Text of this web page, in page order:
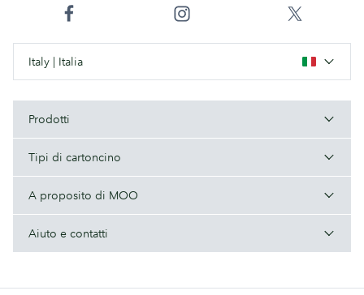
Italy | Italia
Prodotti
Tipi di cartoncino
A proposito di MOO
Aiuto e contatti